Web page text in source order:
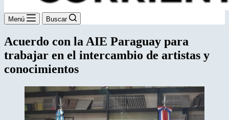
Menú Buscar
Acuerdo con la AIE Paraguay para
trabajar en el intercambio de artistas y
conocimientos